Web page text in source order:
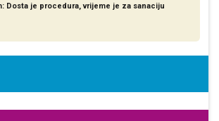
Dosta je procedura, vrijeme je za sanaciju